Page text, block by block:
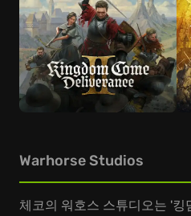
Warhorse Studios
체코의 워호스 스튜디오는 '킹